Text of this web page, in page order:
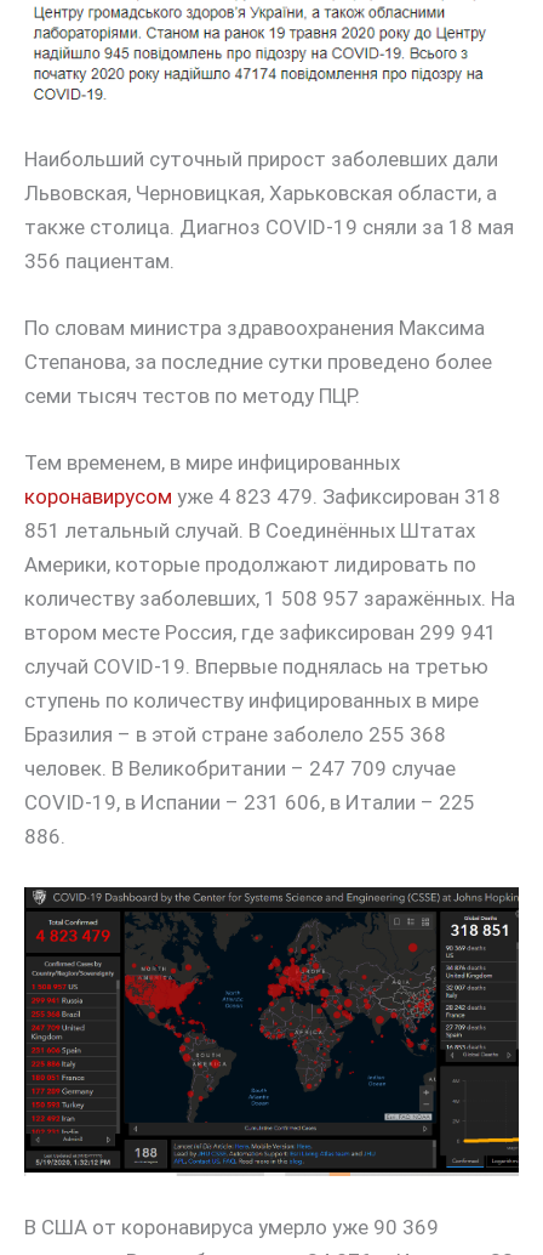
Наибольший суточный прирост заболевших дали
Львовская, Черновицкая, Харьковская области, а
также столица. Диагноз COVID-19 сняли за 18 мая
356 пациентам.
По словам министра здравоохранения Максима
Степанова, за последние сутки проведено более
семи тысяч тестов по методу ПЦР.
Тем временем, в мире инфицированных
коронавирусом уже 4 823 479. Зафиксирован 318
851 летальный случай. В Соединённых Штатах
Америки, которые продолжают лидировать по
количеству заболевших, 1 508 957 заражённых. На
втором месте Россия, где зафиксирован 299 941
случай COVID-19. Впервые поднялась на третью
ступень по количеству инфицированных в мире
Бразилия – в этой стране заболело 255 368
человек. В Великобритании – 247 709 случае
COVID-19, в Испании – 231 606, в Италии – 225
886.
В США от коронавируса умерло уже 90 369